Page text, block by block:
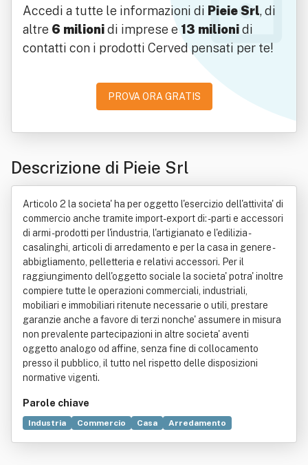
Accedi a tutte le informazioni di Pieie Srl, di
altre 6 milionidi imprese e 13 milionidi
contatti con i prodotti Cerved pensati per te!
PROVA ORA GRATIS
Descrizione di Pieie Srl
Articolo 2 la societa' ha per oggetto l'esercizio dell'attivita' di
commercio anche tramite import-export di: - parti e accessori
di armi - prodotti per l'industria, l'artigianato e l'edilizia -
casalinghi, articoli di arredamento e per la casa in genere -
abbigliamento, pelletteria e relativi accessori. Per il
raggiungimento dell'oggetto sociale la societa' potra' inoltre
compiere tutte le operazioni commerciali, industriali,
mobiliari e immobiliari ritenute necessarie o utili, prestare
garanzie anche a favore di terzi nonche' assumere in misura
non prevalente partecipazioni in altre societa' aventi
oggetto analogo od affine, senza fine di collocamento
presso il pubblico, il tutto nel rispetto delle disposizioni
normative vigenti.
Parole chiave
Industria Commercio Casa
Arredamento